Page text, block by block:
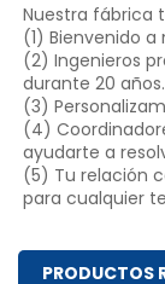
Nuestra fábrica
(1) Bienvenido a
(2) Ingenieros
durante 20 años.
(3)
(4)
ayudarte a
(5) Tu relación
para cualquier
PRODUCTOS